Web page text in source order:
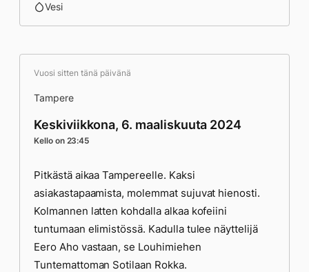
Vesi
Vuosi sitten tänä päivänä
Tampere
Keskiviikkona, 6. maaliskuuta 2024
Kello on 23:45
Pitkästä aikaa Tampereelle. Kaksi
asiakastapaamista, molemmat sujuvat hienosti.
Kolmannen latten kohdalla alkaa kofeiini
tuntumaan elimistössä. Kadulla tulee näyttelijä
Eero Aho vastaan, se Louhimiehen
Tuntemattoman Sotilaan Rokka.